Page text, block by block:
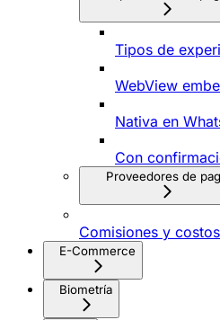
Tipos de
WebView
Nativa en
Con
Proveedores de
Comisiones y costos
E-Commerce
Biometría